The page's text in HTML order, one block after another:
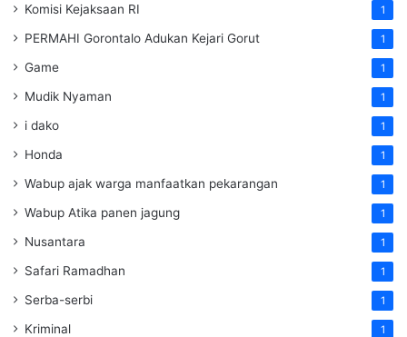
Komisi Kejaksaan RI 1
PERMAHI Gorontalo Adukan Kejari Gorut 1
Game 1
Mudik Nyaman 1
i dako 1
Honda 1
Wabup ajak warga manfaatkan pekarangan 1
Wabup Atika panen jagung 1
Nusantara 1
Safari Ramadhan 1
Serba-serbi 1
Kriminal 1